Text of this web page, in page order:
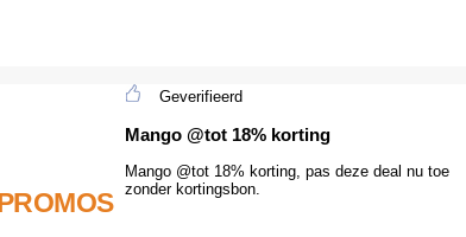
Geverifieerd
Mango @tot 18% korting
Mango @tot 18% korting, pas deze deal nu toe
zonder kortingsbon.